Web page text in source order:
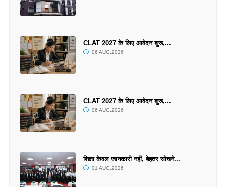
CLAT 2027 के लिए आवेदन शुरू,...
06 AUG,2026
CLAT 2027 के लिए आवेदन शुरू,...
06 AUG,2026
शिक्षा केवल जानकारी नहीं, बेहतर सोचने...
01 AUG,2026